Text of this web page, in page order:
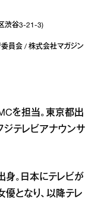
渋谷3-21-3)
員会 / 株式会社マガジン
を担当。東京都出
ジテレビアナウンサ
身。日本にテレビが
となり、以降テレ